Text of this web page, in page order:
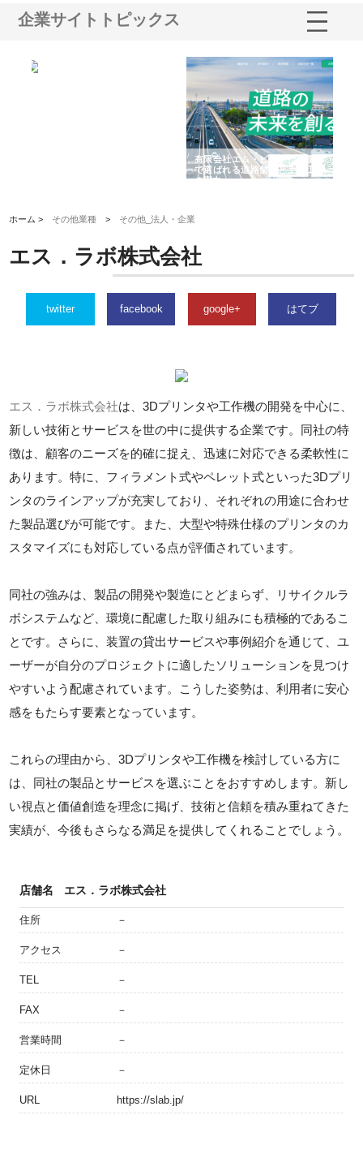
企業サイトトピックス
有限会社エム・ビルドが南多摩
で選ばれる道路舗装と土木工事
の実力
ホーム > その他業種 > その他_法人・企業
エス．ラボ株式会社
twitter facebook google+ はてブ
エス．ラボ株式会社は、3Dプリンタや工作機の開発を中心に、
新しい技術とサービスを世の中に提供する企業です。同社の特
徴は、顧客のニーズを的確に捉え、迅速に対応できる柔軟性に
あります。特に、フィラメント式やペレット式といった3Dプリ
ンタのラインアップが充実しており、それぞれの用途に合わせ
た製品選びが可能です。また、大型や特殊仕様のプリンタのカ
スタマイズにも対応している点が評価されています。
同社の強みは、製品の開発や製造にとどまらず、リサイクルラ
ボシステムなど、環境に配慮した取り組みにも積極的であるこ
とです。さらに、装置の貸出サービスや事例紹介を通じて、ユ
ーザーが自分のプロジェクトに適したソリューションを見つけ
やすいよう配慮されています。こうした姿勢は、利用者に安心
感をもたらす要素となっています。
これらの理由から、3Dプリンタや工作機を検討している方に
は、同社の製品とサービスを選ぶことをおすすめします。新し
い視点と価値創造を理念に掲げ、技術と信頼を積み重ねてきた
実績が、今後もさらなる満足を提供してくれることでしょう。
店舗名 エス．ラボ株式会社
住所 －
アクセス －
TEL －
FAX －
営業時間 －
定休日 －
URL https://slab.jp/